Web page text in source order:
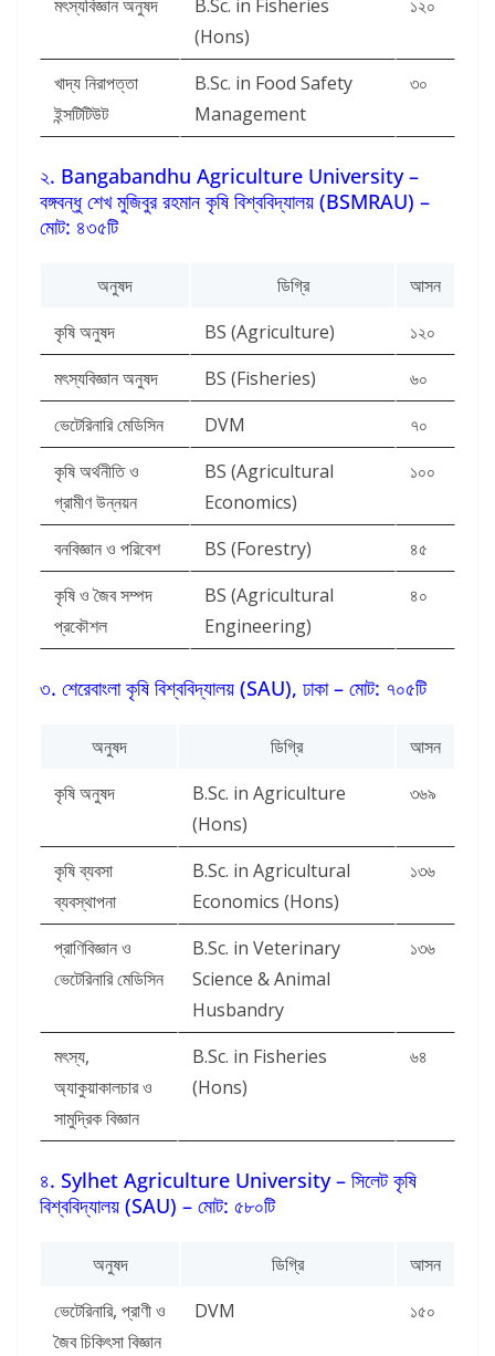
মৎস্যবিজ্ঞান অনুষদ
B.Sc. in Fisheries
(Hons)
১২০
খাদ্য নিরাপত্তা
ইন্সটিটিউট
B.Sc. in Food Safety
Management
৩০
২. Bangabandhu Agriculture University –
বঙ্গবন্ধু শেখ মুজিবুর রহমান কৃষি বিশ্ববিদ্যালয় (BSMRAU) –
মোট: ৪৩৫টি
অনুষদ ডিগ্রি
আসন
কৃষি অনুষদ
BS (Agriculture)
১২০
মৎস্যবিজ্ঞান অনুষদ
BS (Fisheries)
৬০
ভেটেরিনারি মেডিসিন
DVM
৭০
কৃষি অর্থনীতি ও
গ্রামীণ উন্নয়ন
BS (Agricultural
Economics)
১০০
বনবিজ্ঞান ও পরিবেশ BS (Forestry)
৪৫
কৃষি ও জৈব সম্পদ
প্রকৌশল
BS (Agricultural
Engineering)
৪০
৩. শেরেবাংলা কৃষি বিশ্ববিদ্যালয় (SAU), ঢাকা – মোট: ৭০৫টি
অনুষদ ডিগ্রি
আসন
কৃষি অনুষদ
B.Sc. in Agriculture
(Hons)
৩৬৯
কৃষি ব্যবসা
ব্যবস্থাপনা
B.Sc. in Agricultural
Economics (Hons)
১৩৬
প্রাণিবিজ্ঞান ও
ভেটেরিনারি মেডিসিন
B.Sc. in Veterinary
Science & Animal
Husbandry
১৩৬
মৎস্য,
অ্যাকুয়াকালচার ও
সামুদ্রিক বিজ্ঞান
B.Sc. in Fisheries
(Hons)
৬৪
৪. Sylhet Agriculture University – সিলেট কৃষি
বিশ্ববিদ্যালয় (SAU) – মোট: ৫৮০টি
অনুষদ ডিগ্রি
আসন
ভেটেরিনারি, প্রাণী ও
জৈব চিকিৎসা বিজ্ঞান
DVM ১৫০